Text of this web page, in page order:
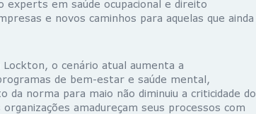
em saúde ocupacional e direito
e novos caminhos para aquelas que ainda
o cenário atual aumenta a
de bem-estar e saúde mental,
norma para maio não diminuiu a criticidade do
amadureçam seus processos com